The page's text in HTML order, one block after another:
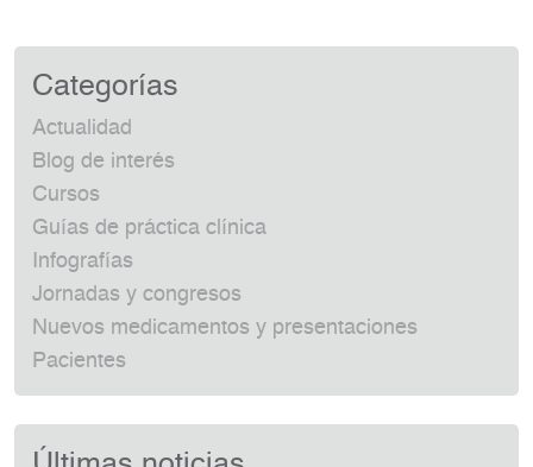
Categorías
Actualidad
Blog de interés
Cursos
Guías de práctica clínica
Infografías
Jornadas y congresos
Nuevos medicamentos y presentaciones
Pacientes